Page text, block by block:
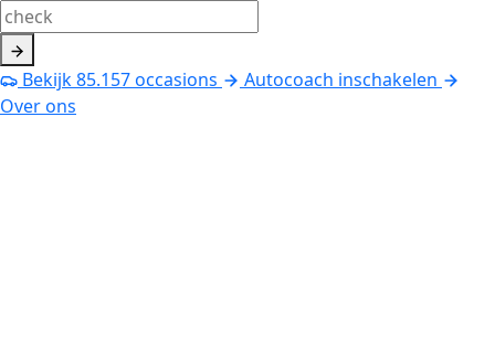
Bekijk85.157occasions
Autocoach inschakelen
Over ons